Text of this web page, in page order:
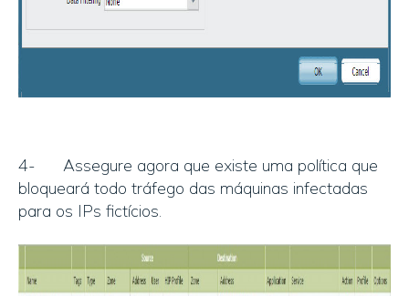
4- Assegure agora que existe uma política que
bloqueará todo tráfego das máquinas infectadas
para os IPs fictícios.